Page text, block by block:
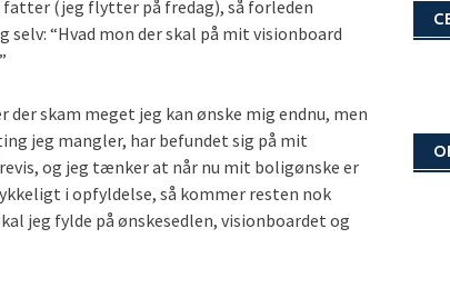
fatter (jeg flytter på fredag), så forleden
selv: “Hvad mon der skal på mit visionboard
der skam meget jeg kan ønske mig endnu, men
jeg mangler, har befundet sig på mit
og jeg tænker at når nu mit boligønske er
i opfyldelse, så kommer resten nok
jeg fylde på ønskesedlen, visionboardet og